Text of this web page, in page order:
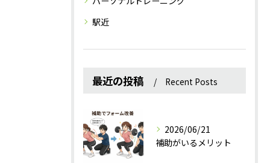
駅近
最近の投稿 Recent Posts
2026/06/21
補助がいるメリット